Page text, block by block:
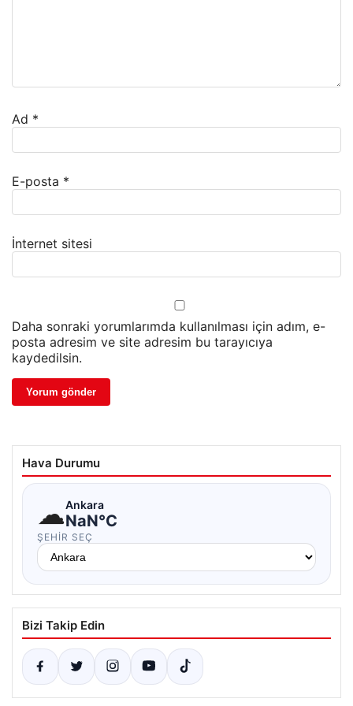
Ad *
E-posta *
İnternet sitesi
Daha sonraki yorumlarımda kullanılması için adım, e-
posta adresim ve site adresim bu tarayıcıya
kaydedilsin.
Hava Durumu
☁Ankara
NaN°C
ŞEHIR SEÇ
Bizi Takip Edin